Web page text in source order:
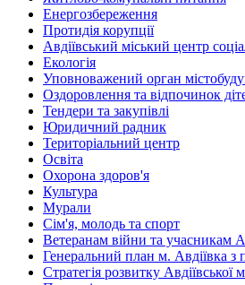
Енергозбереження
Протидія корупції
Авдіївський міський центр
Екологія
Уповноважений орган
Оздоровлення та відпочинок
Тендери та закупівлі
Юридичний радник
Територіальний центр
Освіта
Охорона здоров'я
Культура
Мурали
Сім'я, молодь та спорт
Ветеранам війни та
Генеральний план м. Авдіївка
Стратегія розвитку Авдіївської